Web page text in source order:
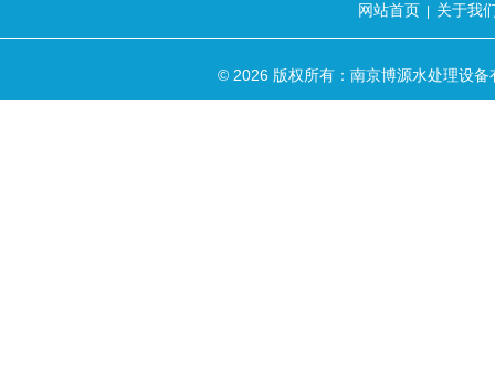
网站首页 关于我
© 2026 版权所有：南京博源水处理设